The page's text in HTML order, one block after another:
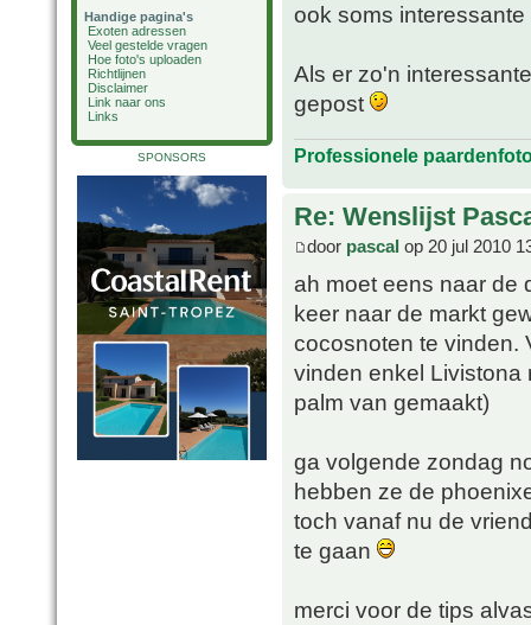
Handige pagina's
Exoten adressen
Veel gestelde vragen
Hoe foto's uploaden
Richtlijnen
Disclaimer
Link naar ons
Links
SPONSORS
ook soms interessante
Als er zo'n
gepost
Professionele
Re: Wenslijst
door pascal op 20 jul 2010
ah moet eens naar de
keer naar de markt
cocosnoten te vinden.
vinden enkel Livistona
palm van gemaakt)
ga volgende zondag
hebben ze de
toch vanaf nu de
te gaan
merci voor de tips